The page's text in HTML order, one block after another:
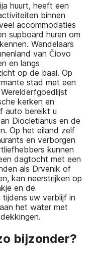
huurt, heeft een
binnen
accommodaties
supboard huren om
Wandelaars
van Čiovo
en langs
op de baai. Op
stad met een
kerken en
auto bereikt u
Diocletianus en de
Op het eiland zelf
en verborgen
kunnen
dagtocht met een
als Drvenik of
kan neerstrijken op
en de
uw verblijf in
het water met
bijzonder?